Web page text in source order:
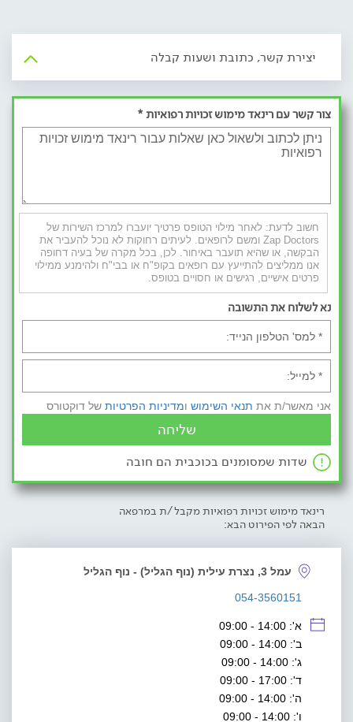
יצירת קשר, כתובת ושעות קבלה
צור קשר עם רינאד מימוש זכויות רפואיות *
חשוב לדעת: לאחר מילוי הטופס פרטיך יועברו למרכז השירות של
Zap Doctors ומשם לרופאים. לעיתים רחוקות לא נוכל להעביר את
הבקשה, או שהיא תועבר באיחור. לכן, בכל מקרה של בעיה דחופה
אנו ממליצים להתייעץ עם רופאים בקופ"ח או בבי"ח ולהימנע ממילוי
פרטים אישיים, רגישים או חסויים בטופס.
נא לשלוח את התשובה
אני מאשר/ת את תנאי השימוש ומדיניות הפרטיות של דוקטורס
שליחה
שדות שמסומנים בכוכבית הם חובה
רינאד מימוש זכויות רפואיות מקבל/ת במרפאה
הבאה לפי הפירוט הבא:
עמל 3, נצרת עילית (נוף הגליל) - נוף הגליל
054-3560151
א': 14:00 - 09:00
ב': 14:00 - 09:00
ג': 14:00 - 09:00
ד': 17:00 - 09:00
ה': 14:00 - 09:00
ו': 14:00 - 09:00